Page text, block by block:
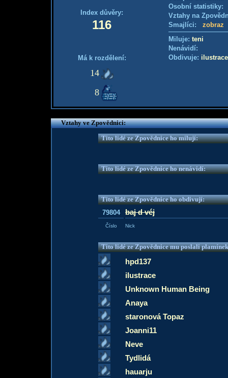
Index důvěry:
116
Má k rozdělení:
14
8
Osobní
Vztahy na
Smajlíci: zobraz
Miluje: teni
Nenávidí:
Obdivuje: ilustrace
Vztahy ve Zpovědnici:
Tito lidé ze Zpovědnice ho milují:
Tito lidé ze Zpovědnice ho nenávidí:
Tito lidé ze Zpovědnice ho obdivují:
79804
baj d véj
Číslo Nick
Tito lidé ze Zpovědnice mu poslali
hpd137
ilustrace
Unknown Human Being
Anaya
staronová Topaz
Joanni11
Neve
Tydlidá
hauarju